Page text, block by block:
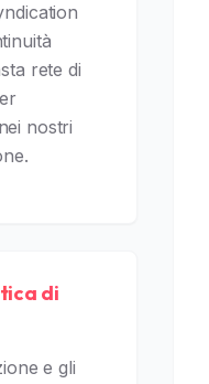
rete di
nostri
di
e gli